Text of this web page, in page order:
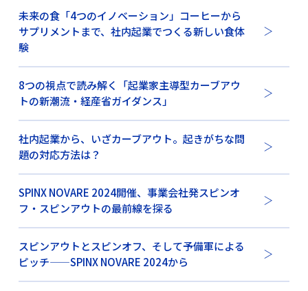
未来の食「4つのイノベーション」コーヒーから
サプリメントまで、社内起業でつくる新しい食体
験
8つの視点で読み解く「起業家主導型カーブアウ
トの新潮流・経産省ガイダンス」
社内起業から、いざカーブアウト。起きがちな問
題の対応方法は？
SPINX NOVARE 2024開催、事業会社発スピンオ
フ・スピンアウトの最前線を探る
スピンアウトとスピンオフ、そして予備軍による
ピッチ——SPINX NOVARE 2024から